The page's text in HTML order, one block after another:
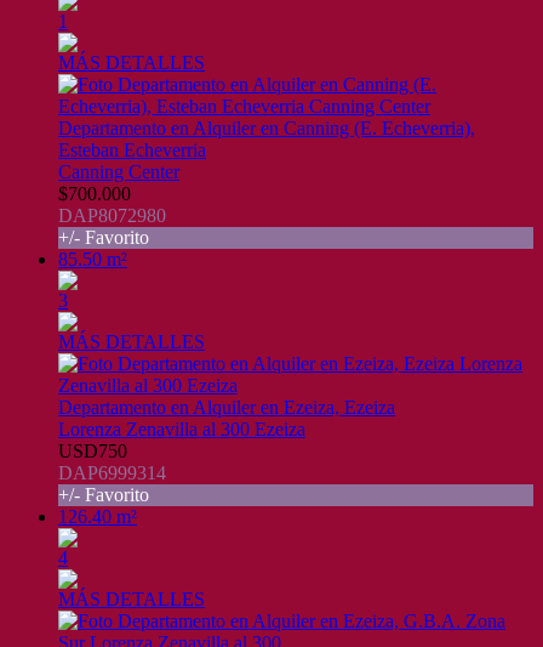
1
MÁS DETALLES
Departamento en Alquiler en Canning (E. Echeverria),
Esteban Echeverria
Canning Center
$700.000
DAP8072980
+/- Favorito
85.50 m²
3
MÁS DETALLES
Departamento en Alquiler en Ezeiza, Ezeiza
Lorenza Zenavilla al 300 Ezeiza
USD750
DAP6999314
+/- Favorito
126.40 m²
4
MÁS DETALLES